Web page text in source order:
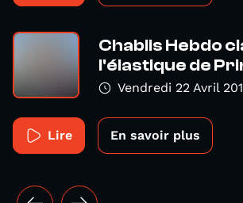
Chablis Hebdo
l'élastique de
Vendredi 22 Avril
Lire En savoir plus